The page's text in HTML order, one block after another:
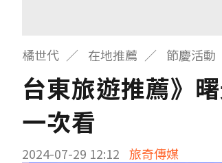
橘世代 在地推薦 節慶活動
台東旅遊推薦》
一次看
2024-07-29 12:12 旅奇傳媒